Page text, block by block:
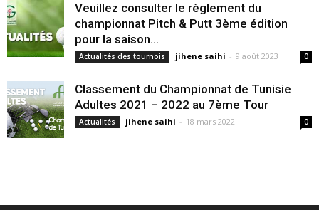
Veuillez consulter le règlement du
championnat Pitch & Putt 3ème édition
pour la saison...
Actualités des tournois jihene saihi - 9 août 2023 0
Classement du Championnat de Tunisie
Adultes 2021 – 2022 au 7ème Tour
Actualités jihene saihi - 18 mars 2022 0